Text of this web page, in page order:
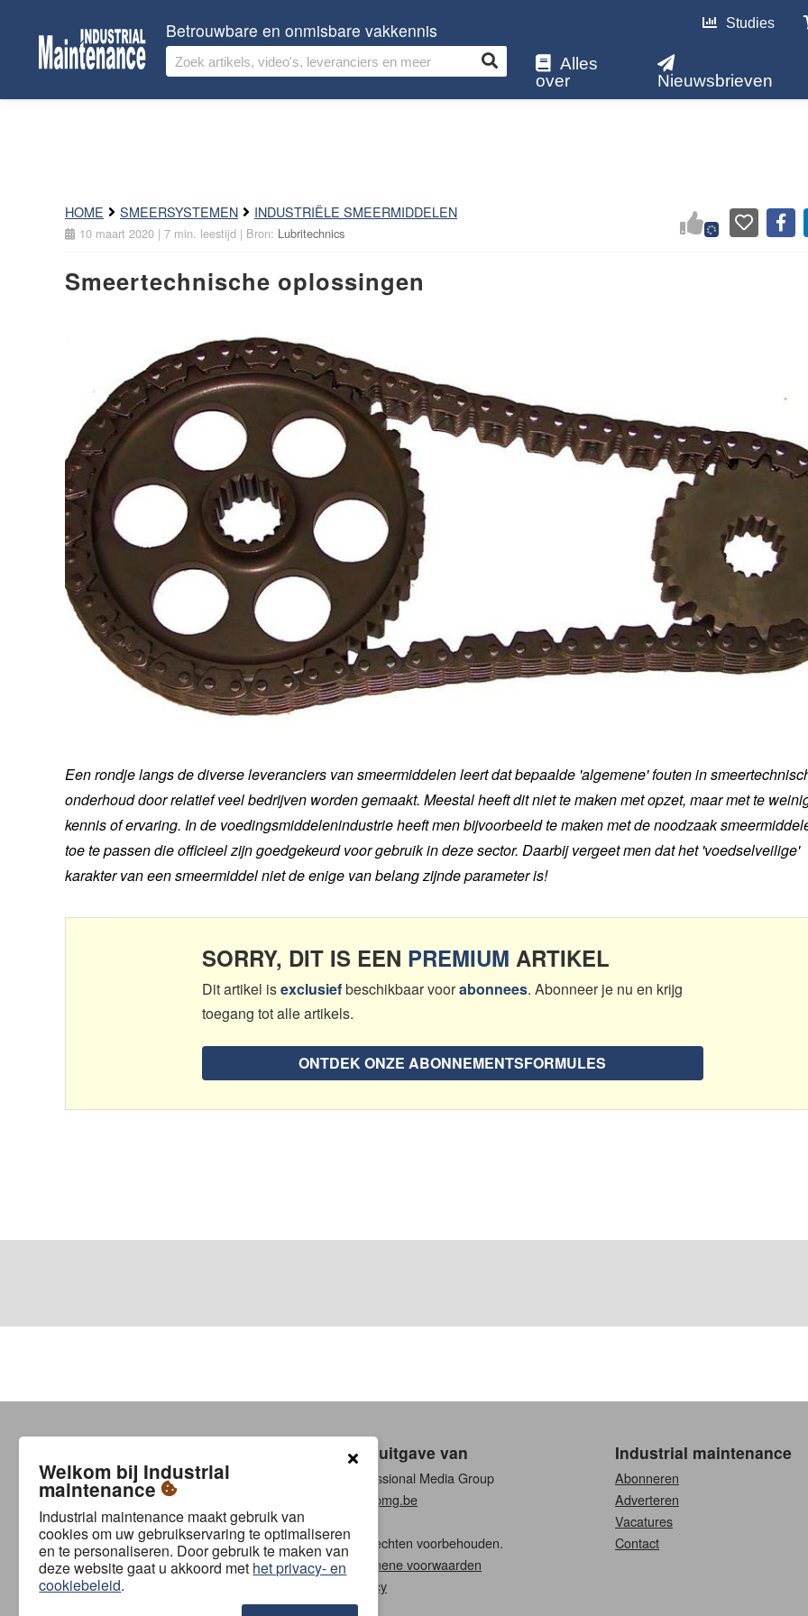
Betrouwbare en onmisbare vakkennis Studies
Alles
over
Nieuwsbrieven
HOME SMEERSYSTEMEN INDUSTRIËLE SMEERMIDDELEN
10 maart 2020 | 7 min. leestijd | Bron: Lubritechnics
Smeertechnische oplossingen
Een rondje langs de diverse leveranciers van smeermiddelen leert dat bepaalde 'algemene' fouten in
onderhoud door relatief veel bedrijven worden gemaakt. Meestal heeft dit niet te maken met opzet, maar met te
kennis of ervaring. In de voedingsmiddelenindustrie heeft men bijvoorbeeld te maken met de noodzaak
toe te passen die officieel zijn goedgekeurd voor gebruik in deze sector. Daarbij vergeet men dat het 'voedselveilige'
karakter van een smeermiddel niet de enige van belang zijnde parameter is!
SORRY, DIT IS EEN PREMIUM ARTIKEL
Dit artikel isexclusiefbeschikbaar voorabonnees. Abonneer je nu en krijg
toegang tot alle artikels.
ONTDEK ONZE ABONNEMENTSFORMULES
Een uitgave van
Professional Media Group
www.pmg.be
Alle rechten voorbehouden.
Algemene voorwaarden
Privacy
Industrial maintenance
Abonneren
Adverteren
Vacatures
Contact
Welkom bij Industrial
maintenance
Industrial maintenance maakt gebruik van
cookies om uw gebruikservaring te optimaliseren
en te personaliseren. Door gebruik te maken van
deze website gaat u akkoord met het privacy- en
cookiebeleid.